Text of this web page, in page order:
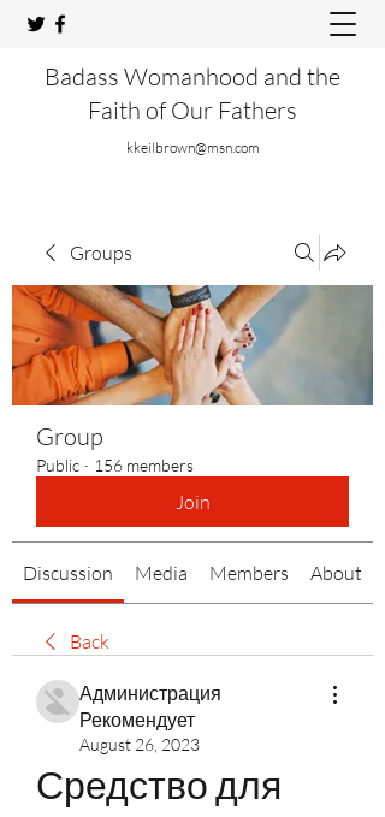
Badass Womanhood and the
Faith of Our Fathers
kkeilbrown@msn.com
Groups
Group
Public · 156 members
Join
Discussion Media Members About
Back
Администрация
Рекомендует
August 26, 2023
Средство для